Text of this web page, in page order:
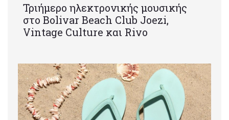
Τριήμερο ηλεκτρονικής μουσικής
στο Bolivar Beach Club Joezi,
Vintage Culture και Rivo